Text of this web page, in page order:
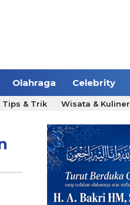
Olahraga Celebrity
Tips & Trik Wisata & Kuliner